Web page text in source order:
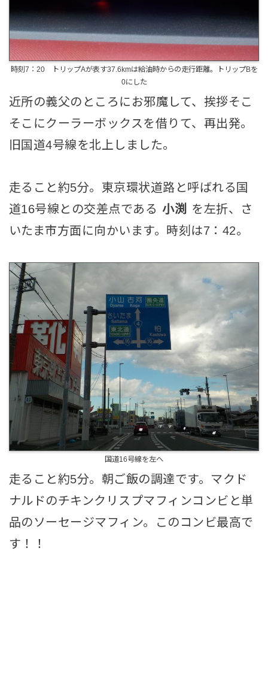
時刻7：20 トリップAが表す37.6kmは給油時からの走行距離。トリップBを
0にした
近所の義父のところにお邪魔して、挨拶そこ
そこにクーラーボックスを借りて、再出発。
旧国道4号線を北上しました。
走ること約5分。東京環状道路と呼ばれる国
道16号線との交差点である 小渕
を左折、さ
いたま市方面に向かいます。時刻は7：42。
国道16号線を左へ
走ること約5分。朝ご飯の調達です。マクド
ナルドのチキンクリスプマフィンコンビと単
品のソーセージマフィン。このコンビ最高で
す！！